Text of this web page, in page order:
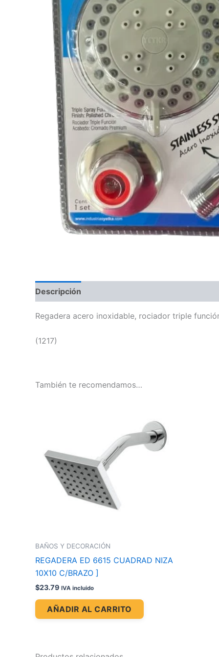
Descripción
Regadera acero inoxidable, rociador triple
(1217)
También te recomendamos…
BAÑOS Y DECORACIÓN
REGADERA ED 6615 CUADRAD NIZA
10X10 C/BRAZO ]
$23.79 IVA incluido
AÑADIR AL CARRITO